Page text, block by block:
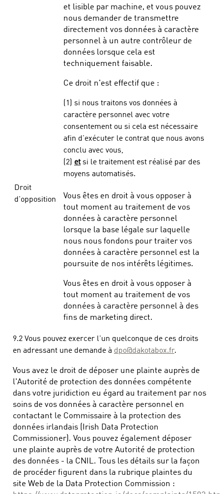
et lisible par machine, et vous pouvez
nous demander de transmettre
directement vos données à caractère
personnel à un autre contrôleur de
données lorsque cela est
techniquement faisable.
Ce droit n'est effectif que :
(1) si nous traitons vos données à
caractère personnel avec votre
consentement ou si cela est nécessaire
afin d'exécuter le contrat que nous avons
conclu avec vous,
(2) etsi le traitement est réalisé par des
moyens automatisés.
Droit
d'opposition
Vous êtes en droit à vous opposer à
tout moment au traitement de vos
données à caractère personnel
lorsque la base légale sur laquelle
nous nous fondons pour traiter vos
données à caractère personnel est la
poursuite de nos intérêts légitimes.
Vous êtes en droit à vous opposer à
tout moment au traitement de vos
données à caractère personnel à des
fins de marketing direct.
9.2 Vous pouvez exercer l'un quelconque de ces droits
en adressant une demande à dpo@dakotabox.fr.
Vous avez le droit de déposer une plainte auprès de
l'Autorité de protection des données compétente
dans votre juridiction eu égard au traitement par nos
soins de vos données à caractère personnel en
contactant le Commissaire à la protection des
données irlandais (Irish Data Protection
Commissioner). Vous pouvez également déposer
une plainte auprès de votre Autorité de protection
des données - la CNIL. Tous les détails sur la façon
de procéder figurent dans la rubrique plaintes du
site Web de la Data Protection Commission :